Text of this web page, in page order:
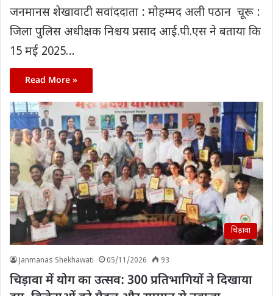
जनमानस शेखावाटी सवांददाता : मोहम्मद अली पठान चूरू :
जिला पुलिस अधीक्षक निश्चय प्रसाद आई.पी.एस ने बताया कि
15 मई 2025…
Read More »
चिड़ावा
Janmanas Shekhawati 05/11/2026 93
चिड़ावा में योग का उत्सव: 300 प्रतिभागियों ने दिखाया